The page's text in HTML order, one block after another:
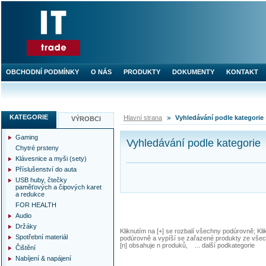
Hlavní strana Vyhledávání podle kategorie
Vyhledávání podle kategorie
Kliknutím na [+] se rozbalí všechny podúrovně;
podúrovně a vypíší se zařazené produkty ze
[n] obsahuje n produků, ... další podkategorie
KATEGORIE VÝROBCI
Gaming
Chytré prsteny
Klávesnice a myši (sety)
Příslušenství do auta
USB huby, čtečky
paměťových a čipových karet
a redukce
FOR HEALTH
Audio
Držáky
Spotřební materiál
Čištění
Nabíjení & napájení
OBCHODNÍ PODMÍNKY O NÁS PRODUKTY DOKUMENTY KONTAKT